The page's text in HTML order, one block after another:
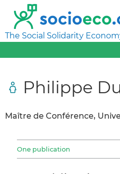
The Social Solidarity
Philippe
Maître de Conférence,
One publication